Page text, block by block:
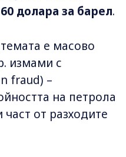
долара за барел.
е масово
измами с
fraud) –
на петрола
от разходите